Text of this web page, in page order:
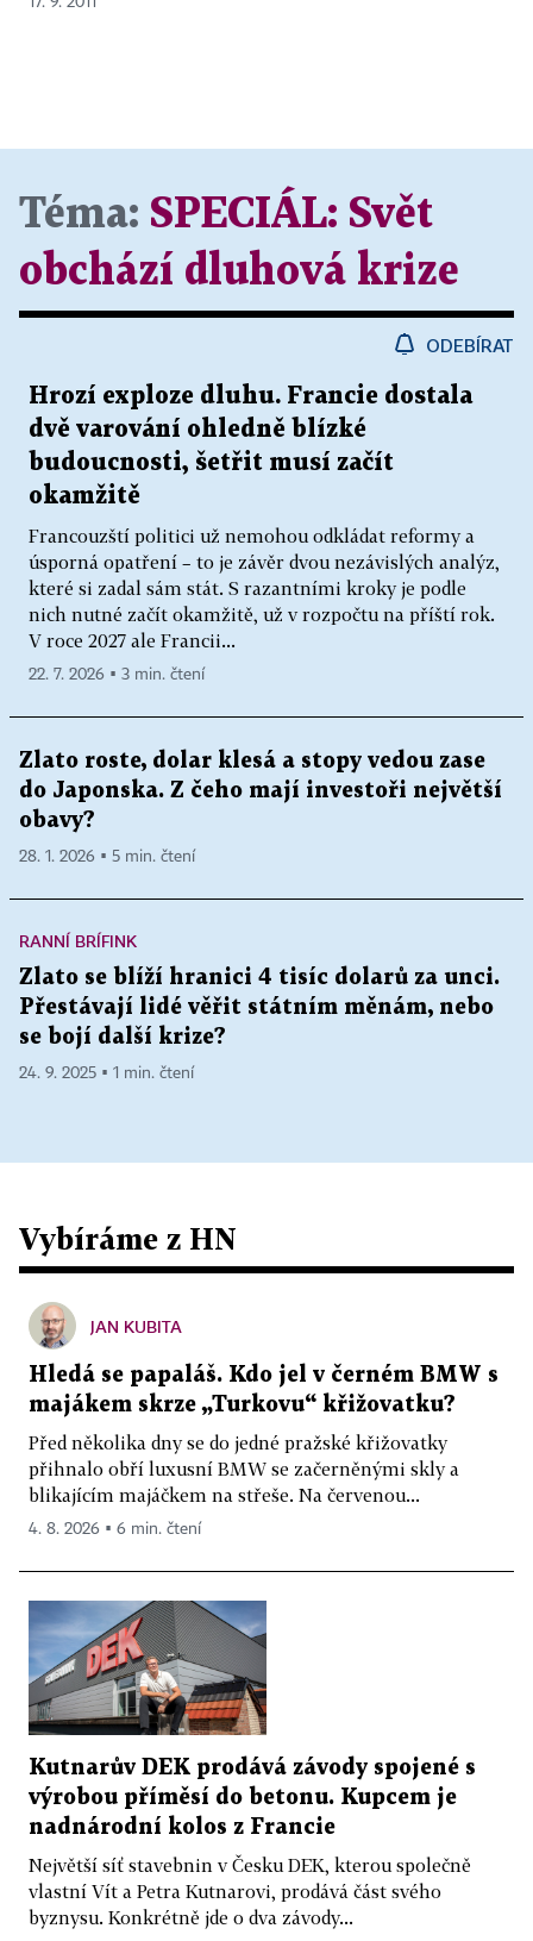
Téma: SPECIÁL: Svět
obchází dluhová krize
ODEBÍRAT
Hrozí exploze dluhu. Francie dostala
dvě varování ohledně blízké
budoucnosti, šetřit musí začít
okamžitě
Francouzští politici už nemohou odkládat reformy a
úsporná opatření – to je závěr dvou nezávislých analýz,
které si zadal sám stát. S razantními kroky je podle
nich nutné začít okamžitě, už v rozpočtu na příští rok.
V roce 2027 ale Francii...
22. 7. 2026 ▪ 3 min. čtení
Zlato roste, dolar klesá a stopy vedou zase
do Japonska. Z čeho mají investoři největší
obavy?
28. 1. 2026 ▪ 5 min. čtení
RANNÍ BRÍFINK
Zlato se blíží hranici 4 tisíc dolarů za unci.
Přestávají lidé věřit státním měnám, nebo
se bojí další krize?
24. 9. 2025 ▪ 1 min. čtení
Vybíráme z HN
JAN KUBITA
Hledá se papaláš. Kdo jel v černém BMW s
majákem skrze „Turkovu“ křižovatku?
Před několika dny se do jedné pražské křižovatky
přihnalo obří luxusní BMW se začerněnými skly a
blikajícím majáčkem na střeše. Na červenou...
4. 8. 2026 ▪ 6 min. čtení
Kutnarův DEK prodává závody spojené s
výrobou příměsí do betonu. Kupcem je
nadnárodní kolos z Francie
Největší síť stavebnin v Česku DEK, kterou společně
vlastní Vít a Petra Kutnarovi, prodává část svého
byznysu. Konkrétně jde o dva závody...